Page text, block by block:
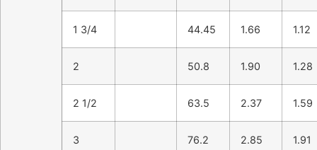
1 3/4 44.45 1.66 1.12
2 50.8 1.90 1.28
2 1/2 63.5 2.37 1.59
3 76.2 2.85 1.91